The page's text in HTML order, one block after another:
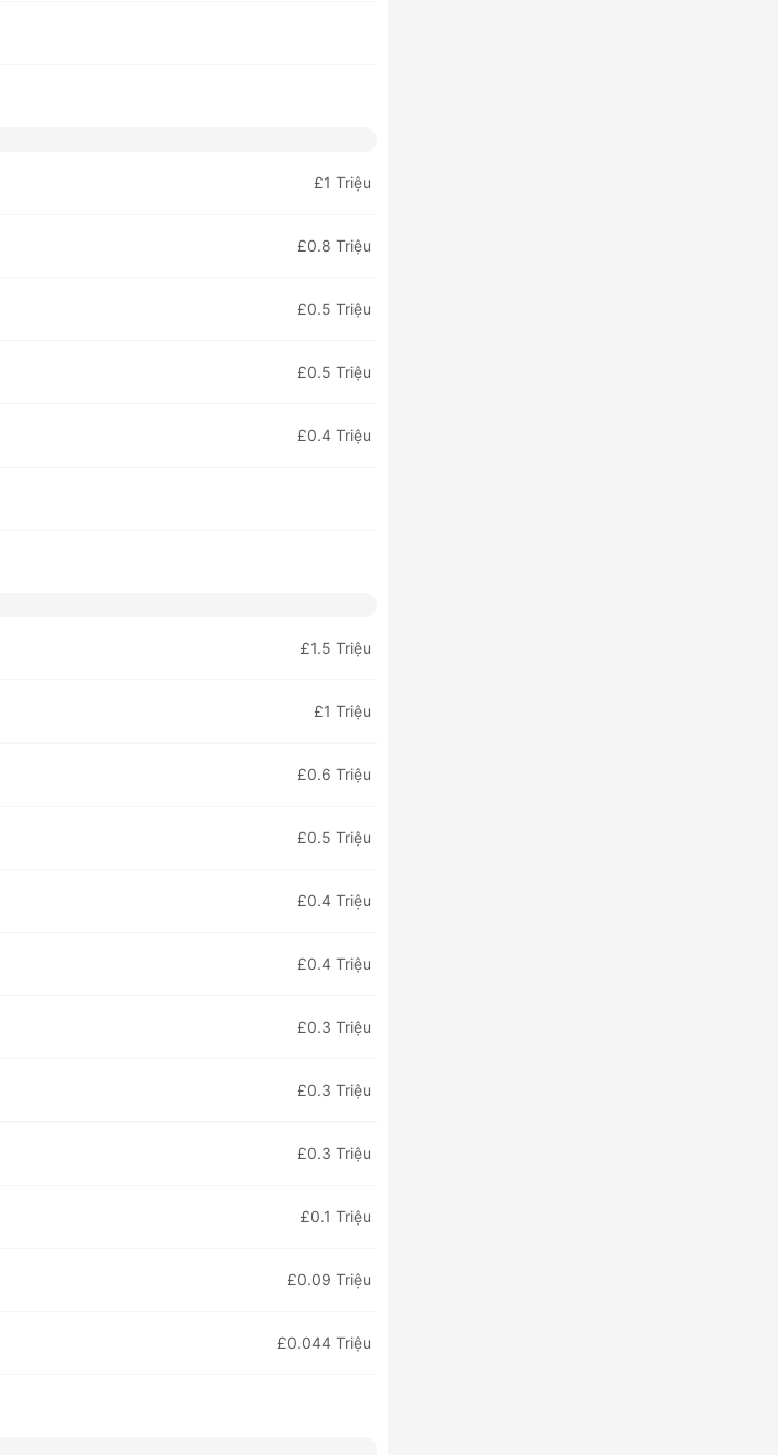
£1 Triệu
£0.8 Triệu
£0.5 Triệu
£0.5 Triệu
£0.4 Triệu
£1.5 Triệu
£1 Triệu
£0.6 Triệu
£0.5 Triệu
£0.4 Triệu
£0.4 Triệu
£0.3 Triệu
£0.3 Triệu
£0.3 Triệu
£0.1 Triệu
£0.09 Triệu
£0.044 Triệu